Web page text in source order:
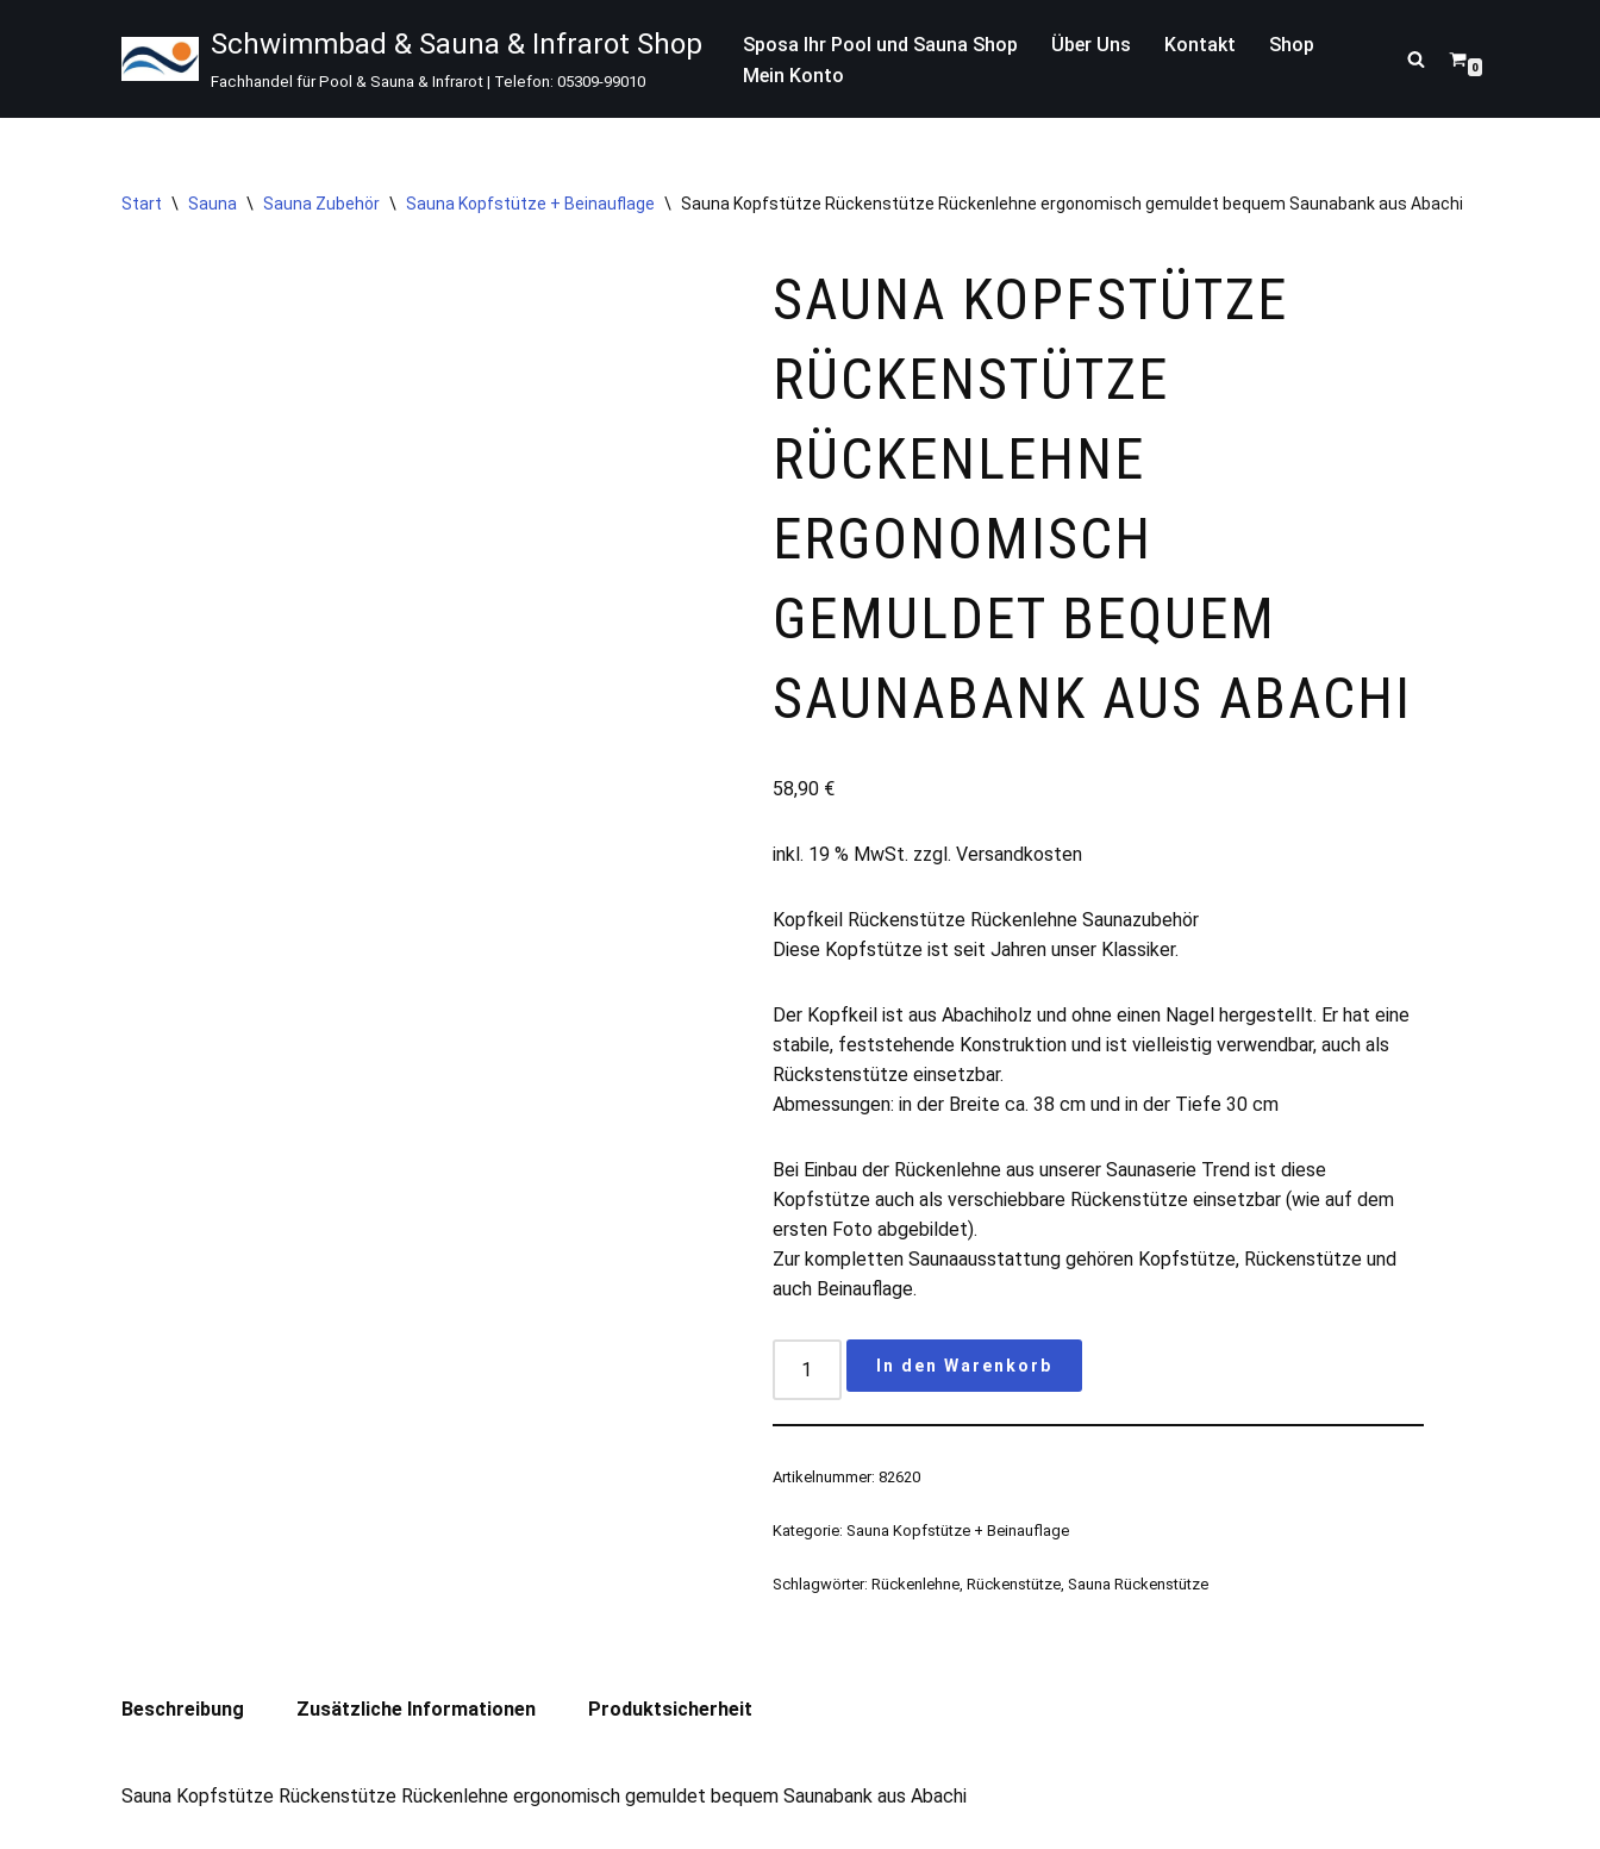
springen
Schwimmbad & Sauna & Infrarot Shop
Fachhandel für Pool & Sauna & Infrarot | Telefon: 05309-99010
Sposa Ihr Pool und Sauna Shop Über Uns Kontakt
Shop
Mein Konto
0
Start \ Sauna \ Sauna Zubehör \ Sauna Kopfstütze + Beinauflage \ Sauna Kopfstütze Rückenstütze Rückenlehne ergonomisch gemuldet bequem Saunabank aus Abachi
SAUNA KOPFSTÜTZE
RÜCKENSTÜTZE
RÜCKENLEHNE
ERGONOMISCH
GEMULDET BEQUEM
SAUNABANK AUS ABACHI
58,90 €
inkl. 19 % MwSt. zzgl.Versandkosten
Kopfkeil Rückenstütze Rückenlehne Saunazubehör
Diese Kopfstütze ist seit Jahren unser Klassiker.
Der Kopfkeil ist aus Abachiholz und ohne einen Nagel hergestellt. Er hat eine
stabile, feststehende Konstruktion und ist vielleistig verwendbar, auch als
Rückstenstütze einsetzbar.
Abmessungen: in der Breite ca. 38 cm und in der Tiefe 30 cm
Bei Einbau der Rückenlehne aus unserer Saunaserie Trend ist diese
Kopfstütze auch als verschiebbare Rückenstütze einsetzbar (wie auf dem
ersten Foto abgebildet).
Zur kompletten Saunaausstattung gehören Kopfstütze, Rückenstütze und
auch Beinauflage.
In den Warenkorb
Artikelnummer:82620
Kategorie:Sauna Kopfstütze + Beinauflage
Schlagwörter:Rückenlehne,Rückenstütze,Sauna Rückenstütze
Beschreibung Zusätzliche Informationen Produktsicherheit
Sauna Kopfstütze Rückenstütze Rückenlehne ergonomisch gemuldet bequem Saunabank aus Abachi